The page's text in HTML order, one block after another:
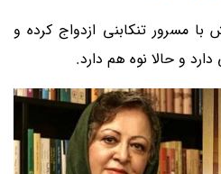
مسرور تنکابنی ازدواج کرده و
و حالا نوه هم دارد.